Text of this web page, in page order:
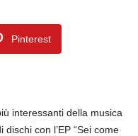
Pinterest
interessanti della musica
con l’EP “Sei come